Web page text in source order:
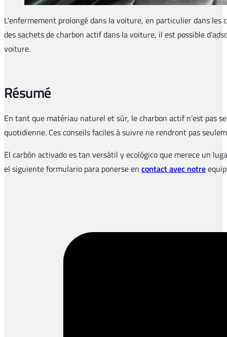
L'enfermement prolongé dans la voiture, en particulier dans
des sachets de charbon actif dans la voiture, il est possible
voiture.
Résumé
En tant que matériau naturel et sûr, le charbon actif n'est pas
quotidienne. Ces conseils faciles à suivre ne rendront pas
El carbón activado es tan versátil y ecológico que merece un
el siguiente formulario para ponerse en contact avec notre